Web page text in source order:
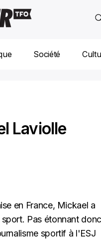
Société
Laviolle
en France, Mickael a
Pas étonnant donc
sportif à l'ESJ